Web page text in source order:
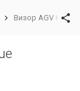
Визор AGV K6 S